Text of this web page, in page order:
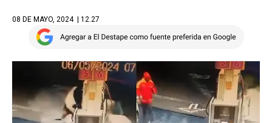
08 DE MAYO, 2024 | 12.27